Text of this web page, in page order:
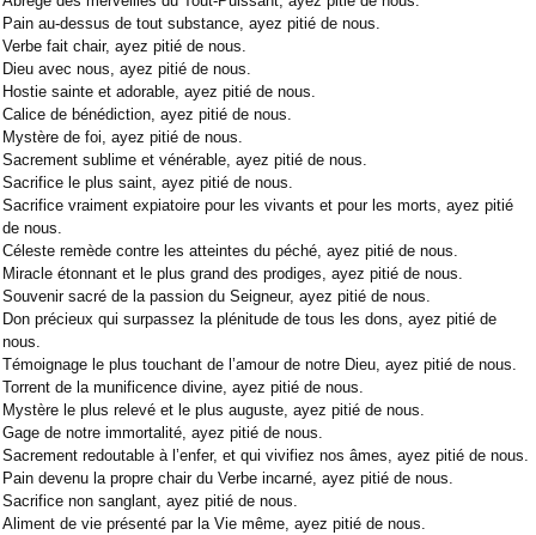
Pain au-dessus de tout substance, ayez pitié de nous.
Verbe fait chair, ayez pitié de nous.
Dieu avec nous, ayez pitié de nous.
Hostie sainte et adorable, ayez pitié de nous.
Calice de bénédiction, ayez pitié de nous.
Mystère de foi, ayez pitié de nous.
Sacrement sublime et vénérable, ayez pitié de nous.
Sacrifice le plus saint, ayez pitié de nous.
Sacrifice vraiment expiatoire pour les vivants et pour les morts, ayez pitié
de nous.
Céleste remède contre les atteintes du péché, ayez pitié de nous.
Miracle étonnant et le plus grand des prodiges, ayez pitié de nous.
Souvenir sacré de la passion du Seigneur, ayez pitié de nous.
Don précieux qui surpassez la plénitude de tous les dons, ayez pitié de
nous.
Témoignage le plus touchant de l’amour de notre Dieu, ayez pitié de nous.
Torrent de la munificence divine, ayez pitié de nous.
Mystère le plus relevé et le plus auguste, ayez pitié de nous.
Gage de notre immortalité, ayez pitié de nous.
Sacrement redoutable à l’enfer, et qui vivifiez nos âmes, ayez pitié de nous.
Pain devenu la propre chair du Verbe incarné, ayez pitié de nous.
Sacrifice non sanglant, ayez pitié de nous.
Aliment de vie présenté par la Vie même, ayez pitié de nous.